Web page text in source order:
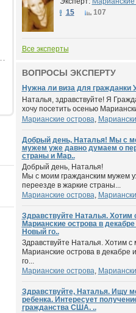
15
107
Все эксперты
ВОПРОСЫ ЭКСПЕРТУ
Нужна ли виза для гражданки
Наталья, здравствуйте! Я
хочу посетить осенью
Марианские острова,
Добрый день, Наталья! Мы с
мужем уже давно думаем о
страны и Мар..
Добрый день, Наталья!
Мы с моим гражданским мужем
переезде в жаркие страны...
Марианские острова,
Здравствуйте Наталья. Хотим
Марианские острова в
Новый го..
Здравствуйте Наталья. Хотим с
Марианские острова в декабре
го...
Марианские острова,
Здравствуйте, Наталья. Ищу
ребенка. Интересует
гражданства США. ..